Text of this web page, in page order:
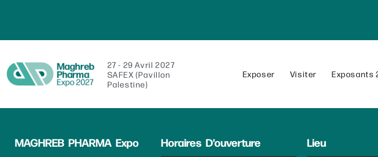
27 - 29 Avril 2027
SAFEX (Pavillon
Palestine)
Exposer Visiter Exposants
MAGHREB PHARMA Expo Horaires D'ouverture Lieu